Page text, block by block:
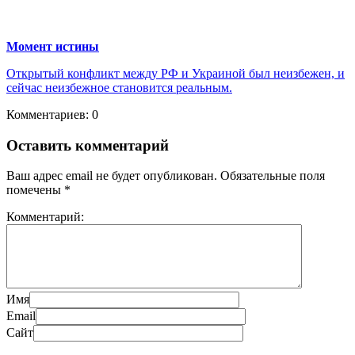
Момент истины
Открытый конфликт между РФ и Украиной был неизбежен, и
сейчас неизбежное становится реальным.
Комментариев: 0
Оставить комментарий
Ваш адрес email не будет опубликован. Обязательные поля
помечены *
Комментарий:
Имя
Email
Сайт